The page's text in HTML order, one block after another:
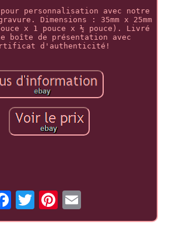
personnalisation avec notre
Dimensions : 35mm x 25mm
x 1 pouce x ½ pouce). Livré
boîte de présentation avec
d'authenticité!